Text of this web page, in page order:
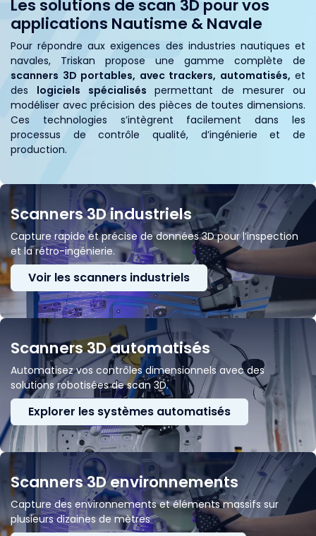
Les solutions de scan 3D pour vos
applications Nautisme & Navale
Pour répondre aux exigences des industries nautiques et
navales, Triskan propose une gamme complète de
scanners 3D portables, avec trackers, automatisés, et
des logiciels spécialisés permettant de mesurer ou
modéliser avec précision des pièces de toutes dimensions.
Ces technologies s’intègrent facilement dans les
processus de contrôle qualité, d’ingénierie et de
production.
Scanners 3D industriels
Capture rapide et précise de données 3D pour l’inspection
et la rétro-ingénierie.
Voir les scanners industriels
Scanners 3D automatisés
Automatisez vos contrôles dimensionnels avec des
solutions robotisées de scan 3D.
Explorer les systèmes automatisés
Scanners 3D environnements
Capture des environnements et éléments massifs sur
plusieurs dizaines de mètres